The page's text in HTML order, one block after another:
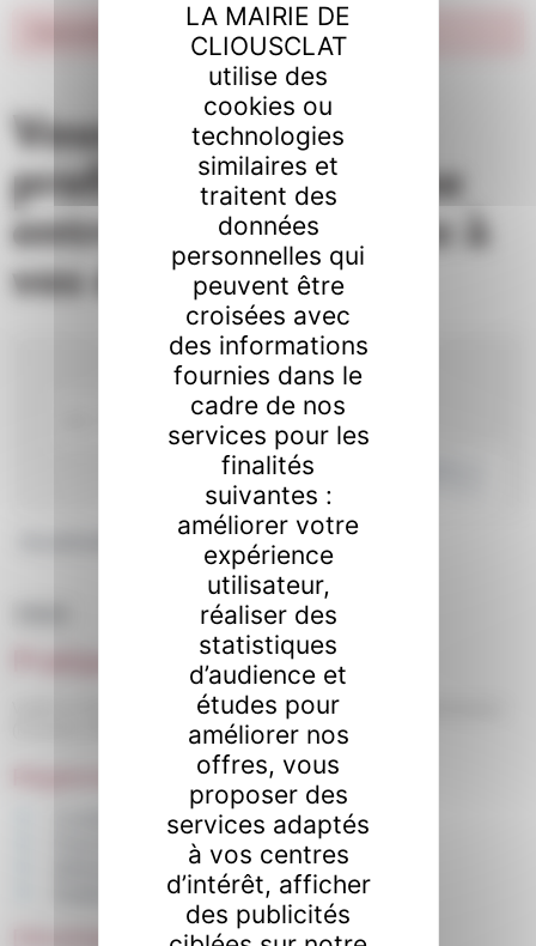
Impossible de trouver la fiche : N24268.xml
Vous êtes un
professionnel ou une
entreprise ? Accédez à
vos démarches
Accueil professionnels > Pratiques commerciales
Pratiques commerciales
Vérifié le 21/07/2023 - Direction de l'information légale et administrative
Conditions de vente - Prix
Méthodes de vente
Établissements recevant du public (ERP)
Développement commercial
LA MAIRIE DE
CLIOUSCLAT
utilise des
cookies ou
technologies
similaires et
traitent des
données
personnelles qui
peuvent être
croisées avec
des informations
fournies dans le
cadre de nos
services pour les
finalités
suivantes :
améliorer votre
expérience
utilisateur,
réaliser des
statistiques
d’audience et
études pour
améliorer nos
offres, vous
proposer des
services adaptés
à vos centres
d’intérêt, afficher
des publicités